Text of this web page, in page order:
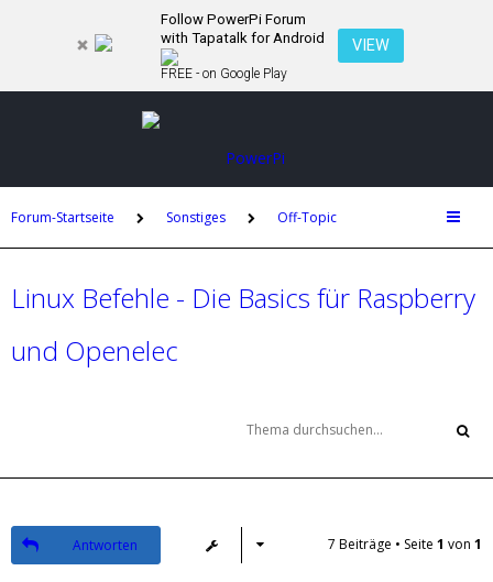
Follow PowerPi Forum
with Tapatalk for Android
FREE - on Google Play
VIEW
Forum-Startseite Sonstiges Off-Topic
Linux Befehle - Die Basics für Raspberry
und Openelec
Antworten 7 Beiträge • Seite 1 von 1